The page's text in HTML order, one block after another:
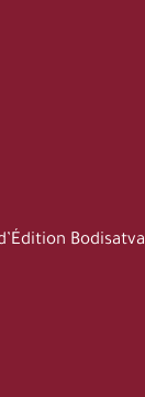
Bodisatva